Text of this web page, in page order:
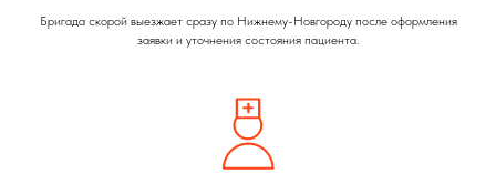
Бригада скорой выезжает сразу по Нижнему-Новгороду после оформления
заявки и уточнения состояния пациента.